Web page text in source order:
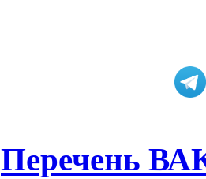
Перечень